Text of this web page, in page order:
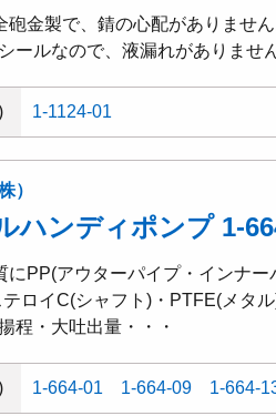
砲金製で、錆の心配がありませ
ールなので、液漏れがありません
1-1124-01
）
ハンディポンプ 1-
にPP(アウターパイプ・インナ
テロイC(シャフト)・PTFE(メタ
程・大吐出量・・・
1-664-01 1-664-09 1-664-